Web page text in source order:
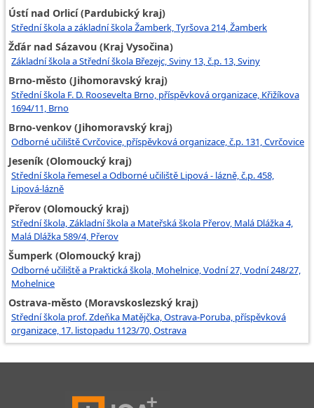
Ústí nad Orlicí (Pardubický kraj)
Střední škola a základní škola Žamberk, Tyršova 214, Žamberk
Žďár nad Sázavou (Kraj Vysočina)
Základní škola a Střední škola Březejc, Sviny 13, č.p. 13, Sviny
Brno-město (Jihomoravský kraj)
Střední škola F. D. Roosevelta Brno, příspěvková organizace, Křižíkova
1694/11, Brno
Brno-venkov (Jihomoravský kraj)
Odborné učiliště Cvrčovice, příspěvková organizace, č.p. 131, Cvrčovice
Jeseník (Olomoucký kraj)
Střední škola řemesel a Odborné učiliště Lipová - lázně, č.p. 458,
Lipová-lázně
Přerov (Olomoucký kraj)
Střední škola, Základní škola a Mateřská škola Přerov, Malá Dlážka 4,
Malá Dlážka 589/4, Přerov
Šumperk (Olomoucký kraj)
Odborné učiliště a Praktická škola, Mohelnice, Vodní 27, Vodní 248/27,
Mohelnice
Ostrava-město (Moravskoslezský kraj)
Střední škola prof. Zdeňka Matějčka, Ostrava-Poruba, příspěvková
organizace, 17. listopadu 1123/70, Ostrava